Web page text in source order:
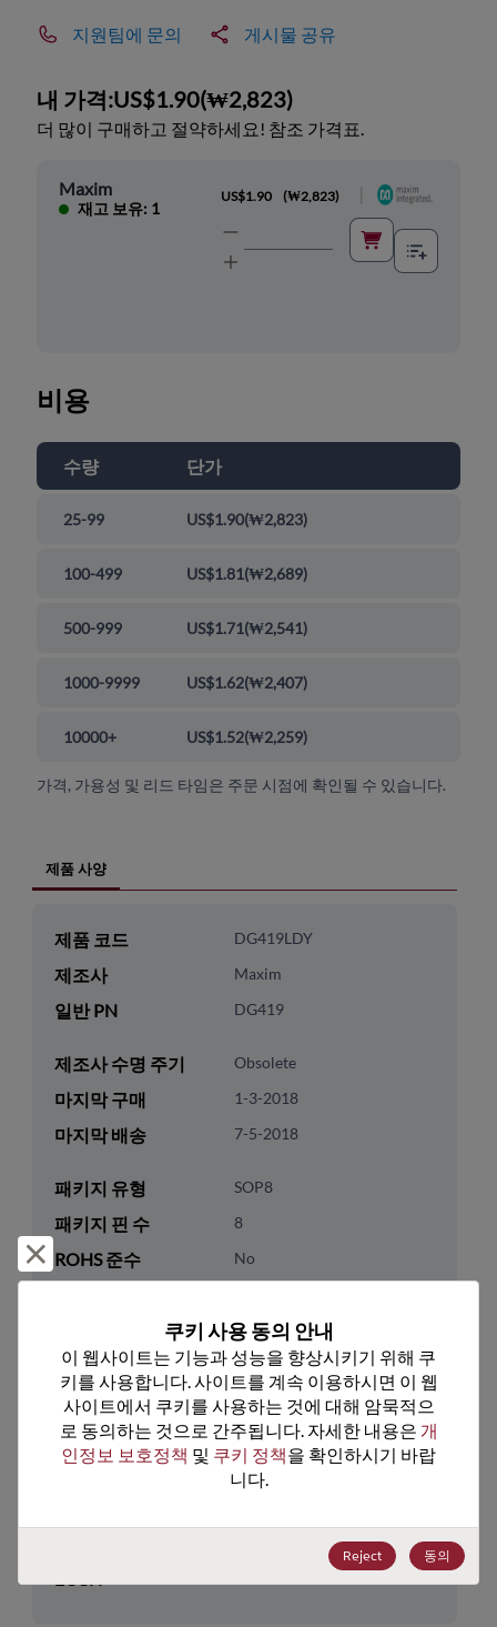
지원팀에 문의 게시물 공유
내 가격:US$1.90(₩2,823)
더 많이 구매하고 절약하세요! 참조 가격표.
Maxim
재고 보유: 1
US$1.90 (₩2,823)
비용
수량 단가
25-99 US$1.90(₩2,823)
100-499 US$1.81(₩2,689)
500-999 US$1.71(₩2,541)
1000-9999 US$1.62(₩2,407)
10000+ US$1.52(₩2,259)
가격, 가용성 및 리드 타임은 주문 시점에 확인될 수 있습니다.
제품 사양
제품 코드 DG419LDY
제조사 Maxim
일반 PN DG419
제조사 수명 주기 Obsolete
마지막 구매 1-3-2018
마지막 배송 7-5-2018
패키지 유형 SOP8
패키지 핀 수 8
ROHS 준수 No
Tube
패키지 수량 100
기술 카테고리 Analog & Mixed Signal
기술 하위 카테고리 Multiplexer & Switch
Multiplexers/Switches
거부 및 닫기
쿠키 사용 동의 안내
이 웹사이트는 기능과 성능을 향상시키기 위해 쿠
키를 사용합니다. 사이트를 계속 이용하시면 이 웹
사이트에서 쿠키를 사용하는 것에 대해 암묵적으
로 동의하는 것으로 간주됩니다. 자세한 내용은 개
인정보 보호정책 및 쿠키 정책을 확인하시기 바랍
니다.
Reject 동의